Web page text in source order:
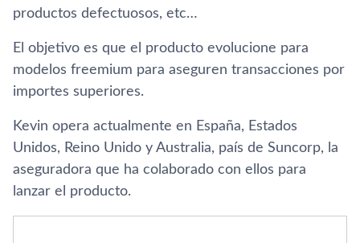
productos defectuosos, etc…
El objetivo es que el producto evolucione para
modelos freemium para aseguren transacciones por
importes superiores.
Kevin opera actualmente en España, Estados
Unidos, Reino Unido y Australia, paí­s de Suncorp, la
aseguradora que ha colaborado con ellos para
lanzar el producto.